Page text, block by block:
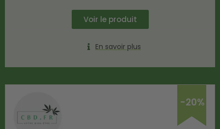
Voir le produit
En savoir plus
-20%